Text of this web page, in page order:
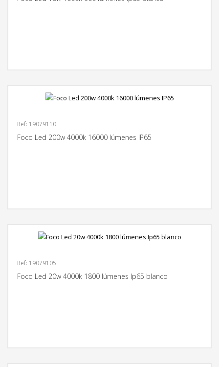
Ref: 19079110
Foco Led 200w 4000k 16000 lúmenes IP65
Ref: 19079105
Foco Led 20w 4000k 1800 lúmenes Ip65 blanco